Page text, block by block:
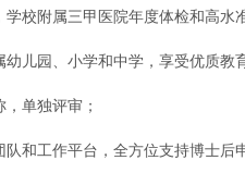
校附属三甲医院年度体检和高水
儿园、小学和中学，享受优质教
单独评审；
和工作平台，全方位支持博士后